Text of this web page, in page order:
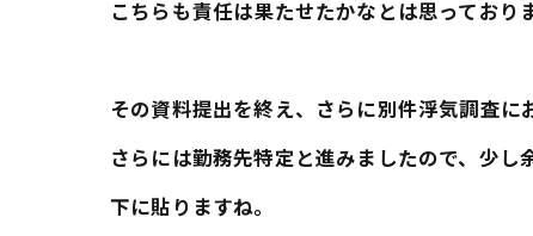
こちらも責任は果たせたかなとは思っておりま
その資料提出を終え、さらに別件浮気調査
さらには勤務先特定と進みましたので、少し
下に貼りますね。